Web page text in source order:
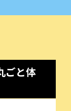
ごと体